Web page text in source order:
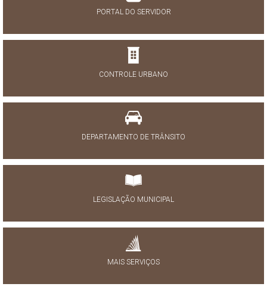
PORTAL DO SERVIDOR
CONTROLE URBANO
DEPARTAMENTO DE TRÂNSITO
LEGISLAÇÃO MUNICIPAL
MAIS SERVIÇOS